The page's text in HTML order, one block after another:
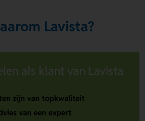
Lavista?
als klant van Lavista
zijn van topkwaliteit
van een expert